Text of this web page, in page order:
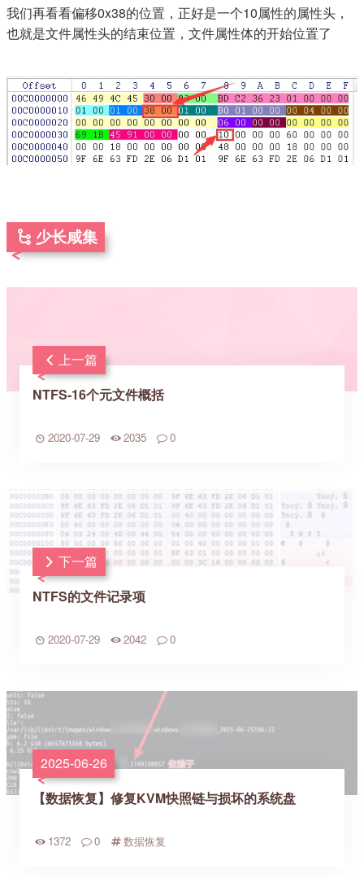
我们再看看偏移0x38的位置，正好是一个10属性的属性头，
也就是文件属性头的结束位置，文件属性体的开始位置了
少长咸集
上一篇
NTFS-16个元文件概括
2020-07-29 2035 0
下一篇
NTFS的文件记录项
2020-07-29 2042 0
2025-06-26
【数据恢复】修复KVM快照链与损坏的系统盘
1372 0 数据恢复